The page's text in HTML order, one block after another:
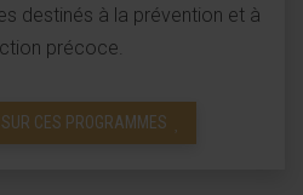
destinés à la prévention et à
précoce.
CES PROGRAMMES